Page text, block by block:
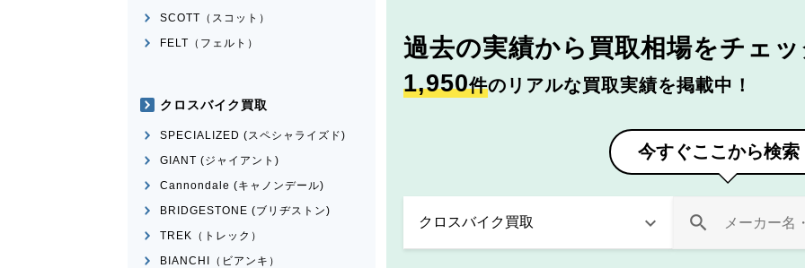
過去の実績から 買取相場をチェ
1,950件のリアルな買取実績を掲載中！
今すぐここから検索
SCOTT（スコット）
FELT（フェルト）
クロスバイク買取
SPECIALIZED (スペシャライズド)
GIANT (ジャイアント)
Cannondale (キャノンデール)
BRIDGESTONE (ブリヂストン)
TREK（トレック）
BIANCHI（ビアンキ）